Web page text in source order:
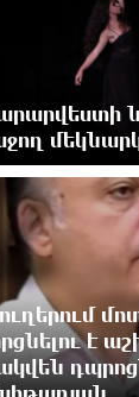
չունի.
Եթե հարց
մի
դեպքում՝
Այսօր
Հայոց է